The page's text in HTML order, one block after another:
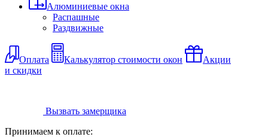
Алюминиевые окна
Распашные
Раздвижные
Оплата Калькулятор стоимости окон
Акции
и скидки
Вызвать замерщика
Принимаем к оплате: